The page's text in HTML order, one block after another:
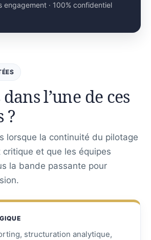
engagement · 100% confidentiel
l’une de ces
?
lorsque la continuité du pilotage
et que les équipes
la bande passante pour
structuration analytique,